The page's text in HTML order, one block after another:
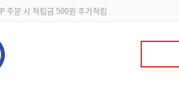
가입 시 최대 2% 적립 및 할인 쿠폰 지급